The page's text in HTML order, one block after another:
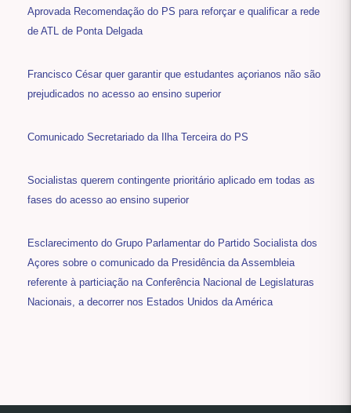
Aprovada Recomendação do PS para reforçar e qualificar a rede
de ATL de Ponta Delgada
Francisco César quer garantir que estudantes açorianos não são
prejudicados no acesso ao ensino superior
Comunicado Secretariado da Ilha Terceira do PS
Socialistas querem contingente prioritário aplicado em todas as
fases do acesso ao ensino superior
Esclarecimento do Grupo Parlamentar do Partido Socialista dos
Açores sobre o comunicado da Presidência da Assembleia
referente à particiação na Conferência Nacional de Legislaturas
Nacionais, a decorrer nos Estados Unidos da América